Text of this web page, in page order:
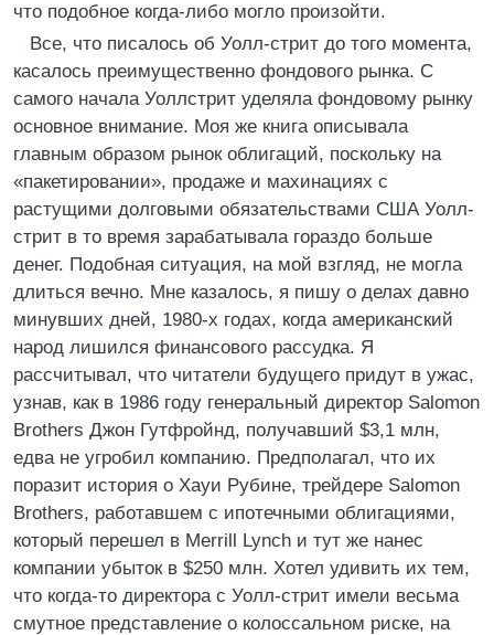
что подобное когда-либо могло произойти.
Все, что писалось об Уолл-стрит до того момента,
касалось преимущественно фондового рынка. С
самого начала Уоллстрит уделяла фондовому рынку
основное внимание. Моя же книга описывала
главным образом рынок облигаций, поскольку на
«пакетировании», продаже и махинациях с
растущими долговыми обязательствами США Уолл-
стрит в то время зарабатывала гораздо больше
денег. Подобная ситуация, на мой взгляд, не могла
длиться вечно. Мне казалось, я пишу о делах давно
минувших дней, 1980-х годах, когда американский
народ лишился финансового рассудка. Я
рассчитывал, что читатели будущего придут в ужас,
узнав, как в 1986 году генеральный директор Salomon
Brothers Джон Гутфройнд, получавший $3,1 млн,
едва не угробил компанию. Предполагал, что их
поразит история о Хауи Рубине, трейдере Salomon
Brothers, работавшем с ипотечными облигациями,
который перешел в Merrill Lynch и тут же нанес
компании убыток в $250 млн. Хотел удивить их тем,
что когда-то директора с Уолл-стрит имели весьма
смутное представление о колоссальном риске, на